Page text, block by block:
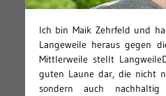
Ich bin Maik Zehrfeld und
Langeweile heraus gegen
Mittlerweile stellt
guten Laune dar, die nicht
sondern auch